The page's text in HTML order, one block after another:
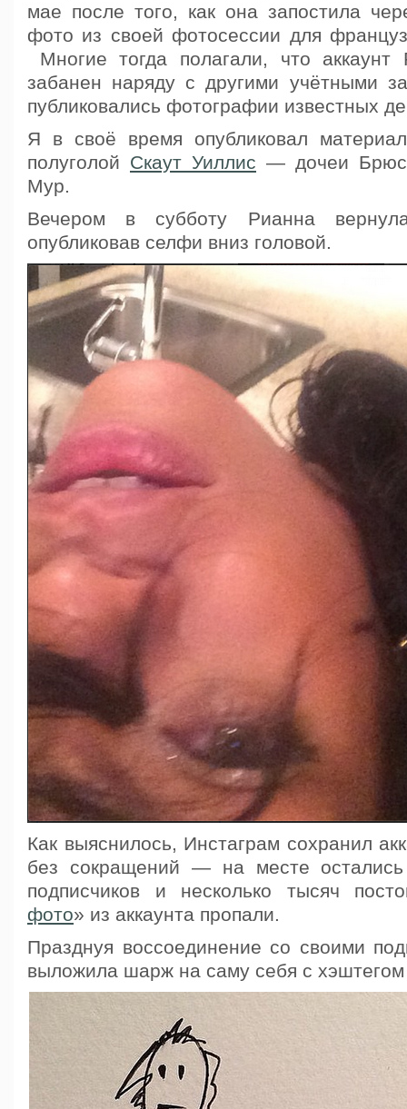
мае после того, как она запостила
фото из своей фотосессии для
Многие тогда полагали, что
забанен наряду с другими учётными
публиковались фотографии известных
Я в своё время опубликовал
полуголой Скаут Уиллис — дочеи
Мур.
Вечером в субботу Рианна
опубликовав селфи вниз головой.
Как выяснилось, Инстаграм сохранил
без сокращений — на месте
подписчиков и несколько тысяч
фото» из аккаунта пропали.
Празднуя воссоединение со своими
выложила шарж на саму себя с